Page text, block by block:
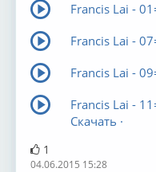
Francis Lai -
Francis Lai -
Francis Lai -
Francis Lai -
Скачать ·
1
04.06.2015 15:28